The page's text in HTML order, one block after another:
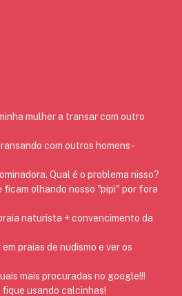
mulher a transar com outro
com outros homens -
Qual é o problema nisso?
ficam olhando nosso "pipi" por fora
naturista + convencimento da
praias de nudismo e ver os
mais procuradas no google!!!
usando calcinhas!